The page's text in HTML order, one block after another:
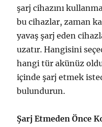
şarj cihazını
bu cihazlar, zaman
yavaş şarj eden
uzatır. Hangisini
hangi tür akünüz
içinde şarj etmek
bulundurun.
Şarj Etmeden Önce